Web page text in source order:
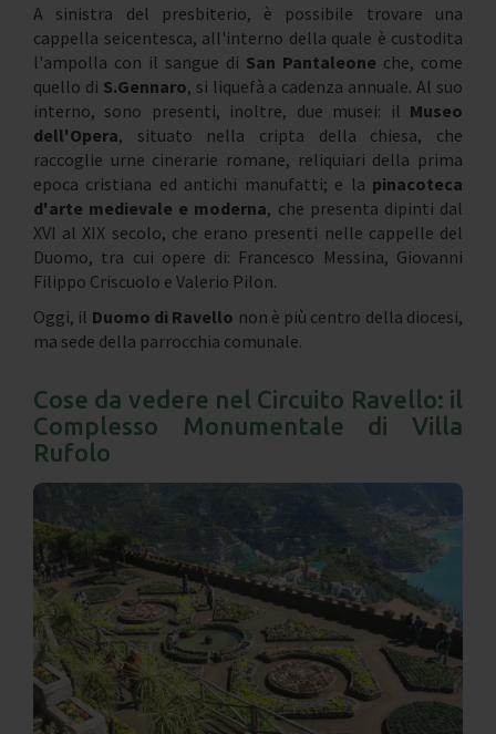
A sinistra del presbiterio, è possibile trovare una
cappella seicentesca, all'interno della quale è custodita
l'ampolla con il sangue di San Pantaleone che, come
quello di S.Gennaro, si liquefà a cadenza annuale. Al suo
interno, sono presenti, inoltre, due musei: il Museo
dell'Opera, situato nella cripta della chiesa, che
raccoglie urne cinerarie romane, reliquiari della prima
epoca cristiana ed antichi manufatti; e la pinacoteca
d'arte medievale e moderna, che presenta dipinti dal
XVI al XIX secolo, che erano presenti nelle cappelle del
Duomo, tra cui opere di: Francesco Messina, Giovanni
Filippo Criscuolo e Valerio Pilon.
Oggi, il Duomo di Ravello non è più centro della diocesi,
ma sede della parrocchia comunale.
Cose da vedere nel Circuito Ravello: il
Complesso Monumentale di Villa
Rufolo